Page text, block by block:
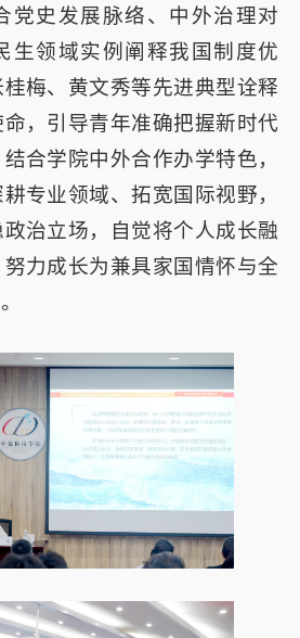
党史发展脉络、中外治理对
生领域实例阐释我国制度优
梅、黄文秀等先进典型诠释
，引导青年准确把握新时代
合学院中外合作办学特色，
专业领域、拓宽国际视野，
治立场，自觉将个人成长融
力成长为兼具家国情怀与全